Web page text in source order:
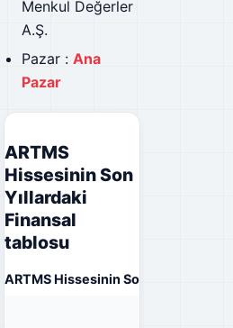
Menkul Değerler
A.Ş.
Pazar : Ana
Pazar
ARTMS
Hissesinin Son
Yıllardaki
Finansal
tablosu
ARTMS Hissesinin Son Yıllardaki